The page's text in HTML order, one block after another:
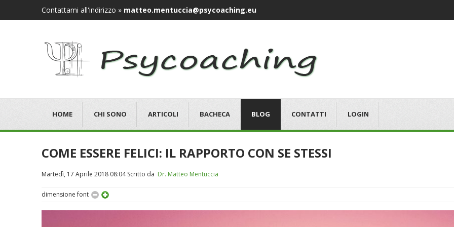
Contattami all'indirizzo » matteo.mentuccia@psycoaching.eu
HOME CHI SONO ARTICOLI BACHECA BLOG CONTATTI LOGIN
COME ESSERE FELICI: IL RAPPORTO CON SE STESSI
Martedì, 17 Aprile 2018 08:04Scritto da Dr. Matteo Mentuccia
dimensione font